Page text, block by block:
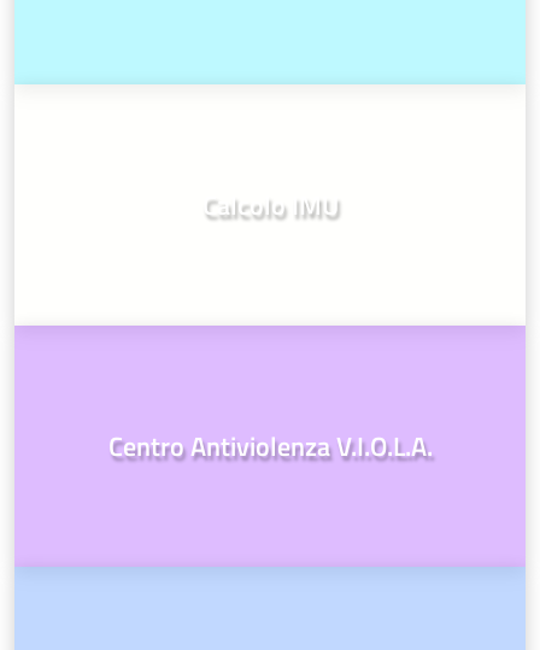
Calcolo IMU
Centro Antiviolenza V.I.O.L.A.